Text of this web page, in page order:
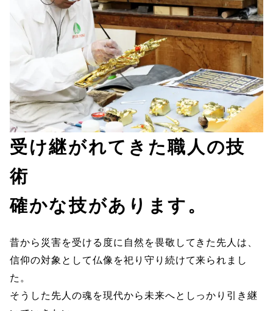
受け継がれてきた職人の技
術
確かな技があります。
昔から災害を受ける度に自然を畏敬してきた先人は、
信仰の対象として仏像を祀り守り続けて来られまし
た。
そうした先人の魂を現代から未来へとしっかり引き継